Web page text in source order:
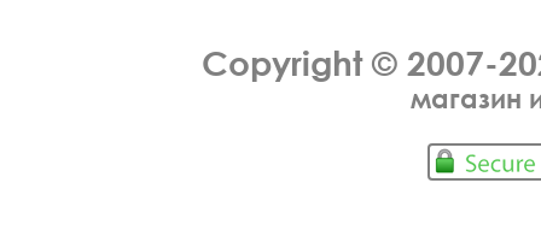
Copyright © 2007-
магазин